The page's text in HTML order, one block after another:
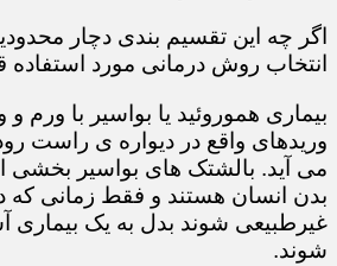
اگر چه این تقسیم بندی دچار
انتخاب روش درمانی مورد استفاده
بیماری هموروئید یا بواسیر با ورم
وریدهای واقع در دیواره ی راست
می آید. بالشتک های بواسیر بخشی
بدن انسان هستند و فقط زمانی که
غیرطبیعی شوند بدل به یک
شوند.